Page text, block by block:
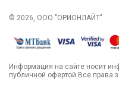
© 2026, ООО "ОРИОНЛАЙТ"
Информация на сайте носит
публичной офертой.Все права